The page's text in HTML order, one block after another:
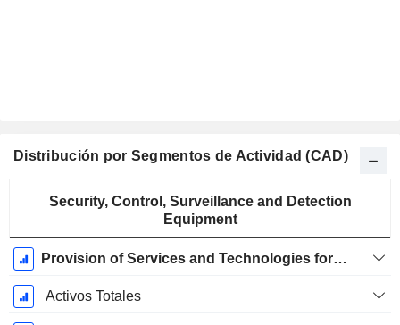
Distribución por Segmentos de Actividad (CAD)
fiscal:
Security, Control, Surveillance and Detection
Equipment
Provision of Services and Technologies for Offender Monitoring
Activos Totales